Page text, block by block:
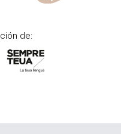
de: